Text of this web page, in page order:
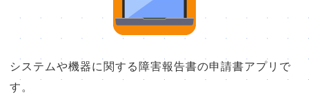
ご利用環境について
クラウド版の動作環境
パッケージ版連携ツール
販売パートナー
システムや機器に関する障害報告書の申請書アプリで
す。